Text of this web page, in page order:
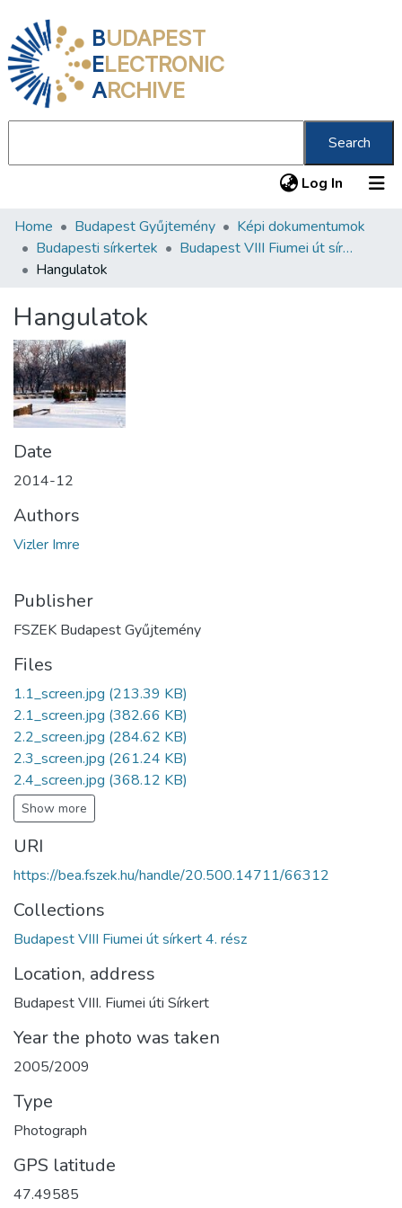
BUDAPEST
ELECTRONIC
ARCHIVE
Search
Log In (current)
Communities & Collections
All of DSpace
About us
Home Budapest Gyűjtemény
Képi dokumentumok
Budapesti sírkertek
Budapest VIII Fiumei út sírkert 4. rész
Hangulatok
Hangulatok
Date
2014-12
Authors
Vizler Imre
Publisher
FSZEK Budapest Gyűjtemény
Files
1.1_screen.jpg (213.39 KB)
2.1_screen.jpg (382.66 KB)
2.2_screen.jpg (284.62 KB)
2.3_screen.jpg (261.24 KB)
2.4_screen.jpg (368.12 KB)
Show more
URI
https://bea.fszek.hu/handle/20.500.14711/66312
Collections
Budapest VIII Fiumei út sírkert 4. rész
Location, address
Budapest VIII. Fiumei úti Sírkert
Year the photo was taken
2005/2009
Type
Photograph
GPS latitude
47.49585